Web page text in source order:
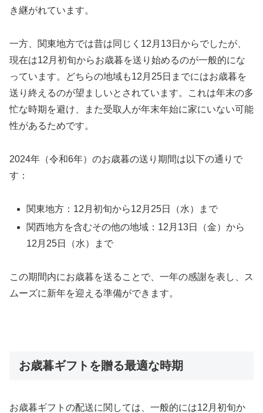
き継がれています。
一方、関東地方では昔は同じく12月13日からでしたが、
現在は12月初旬からお歳暮を送り始めるのが一般的にな
っています。どちらの地域も12月25日までにはお歳暮を
送り終えるのが望ましいとされています。これは年末の多
忙な時期を避け、また受取人が年末年始に家にいない可能
性があるためです。
2024年（令和6年）のお歳暮の送り期間は以下の通りで
す：
関東地方：12月初旬から12月25日（水）まで
関西地方を含むその他の地域：12月13日（金）から
12月25日（水）まで
この期間内にお歳暮を送ることで、一年の感謝を表し、ス
ムーズに新年を迎える準備ができます。
お歳暮ギフトを贈る最適な時期
お歳暮ギフトの配送に関しては、一般的には12月初旬か